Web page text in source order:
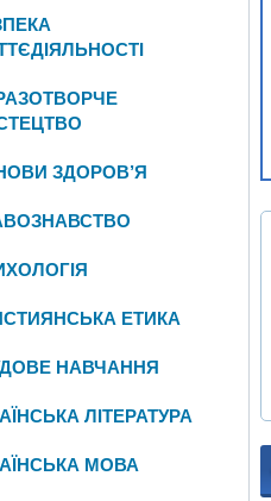
ЗДОРОВ’Я
ЕТИКА
НАВЧАННЯ
ЛІТЕРАТУРА
МОВА